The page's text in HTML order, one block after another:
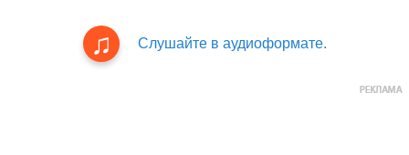
Слушайте в аудиоформате.